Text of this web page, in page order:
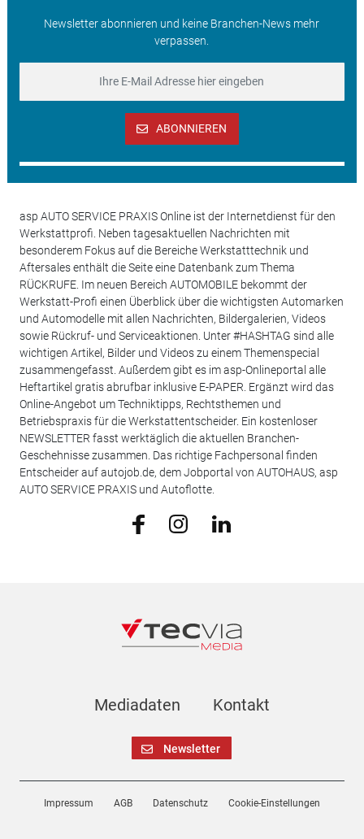
Newsletter abonnieren und keine Branchen-News mehr
verpassen.
ABONNIEREN
asp AUTO SERVICE PRAXIS Online ist der Internetdienst für den
Werkstattprofi. Neben tagesaktuellen Nachrichten mit
besonderem Fokus auf die Bereiche Werkstatttechnik und
Aftersales enthält die Seite eine Datenbank zum Thema
RÜCKRUFE. Im neuen Bereich AUTOMOBILE bekommt der
Werkstatt-Profi einen Überblick über die wichtigsten Automarken
und Automodelle mit allen Nachrichten, Bildergalerien, Videos
sowie Rückruf- und Serviceaktionen. Unter #HASHTAG sind alle
wichtigen Artikel, Bilder und Videos zu einem Themenspecial
zusammengefasst. Außerdem gibt es im asp-Onlineportal alle
Heftartikel gratis abrufbar inklusive E-PAPER. Ergänzt wird das
Online-Angebot um Techniktipps, Rechtsthemen und
Betriebspraxis für die Werkstattentscheider. Ein kostenloser
NEWSLETTER fasst werktäglich die aktuellen Branchen-
Geschehnisse zusammen. Das richtige Fachpersonal finden
Entscheider auf autojob.de, dem Jobportal von AUTOHAUS, asp
AUTO SERVICE PRAXIS und Autoflotte.
Mediadaten Kontakt
Newsletter
Impressum AGB Datenschutz Cookie-Einstellungen